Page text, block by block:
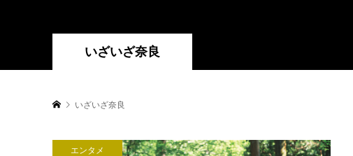
いざいざ奈良
いざいざ奈良
エンタメ